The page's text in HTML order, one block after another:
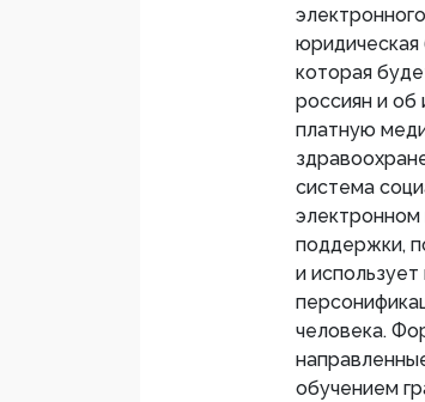
юридическая
которая
россиян и об
платную
система
поддержки,
и
человека.
обучением